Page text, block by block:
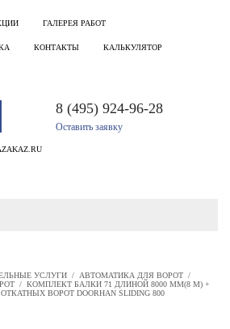
ГАЛЕРЕЯ РАБОТ
КОНТАКТЫ КАЛЬКУЛЯТОР
8 (495) 924-96-28
Оставить заявку
УСЛУГИ / АВТОМАТИКА ДЛЯ ВОРОТ /
/ КОМПЛЕКТ БАЛКИ 71 ДЛИНОЙ 8000 ММ(8 М) +
ВОРОТ DOORHAN SLIDING 800